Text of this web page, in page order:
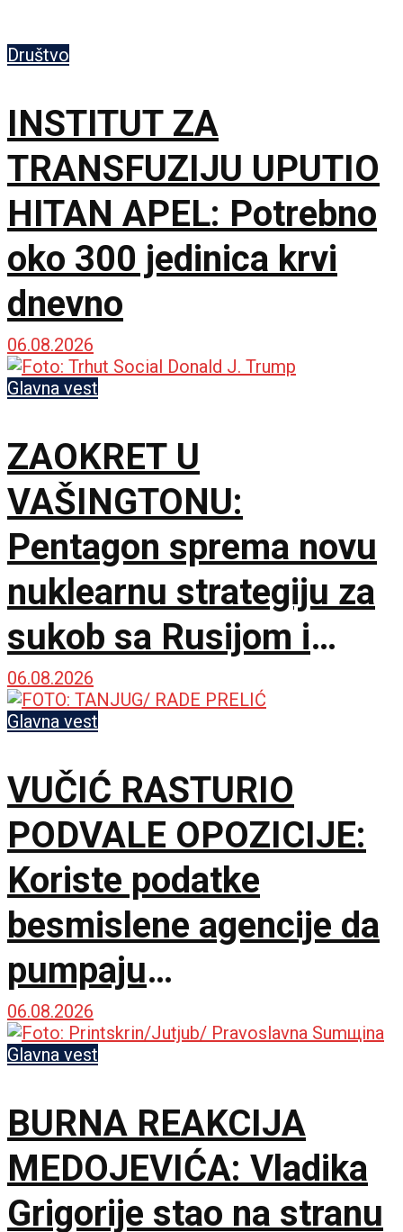
Društvo
INSTITUT ZA
TRANSFUZIJU UPUTIO
HITAN APEL: Potrebno
oko 300 jedinica krvi
dnevno
06.08.2026
Glavna vest
ZAOKRET U
VAŠINGTONU:
Pentagon sprema novu
nuklearnu strategiju za
sukob sa Rusijom i
Kinom
06.08.2026
Glavna vest
VUČIĆ RASTURIO
PODVALE OPOZICIJE:
Koriste podatke
besmislene agencije da
pumpaju
samopouzdanje, a
sakrili prave brojeve
06.08.2026
Glavna vest
BURNA REAKCIJA
MEDOJEVIĆA: Vladika
Grigorije stao na stranu